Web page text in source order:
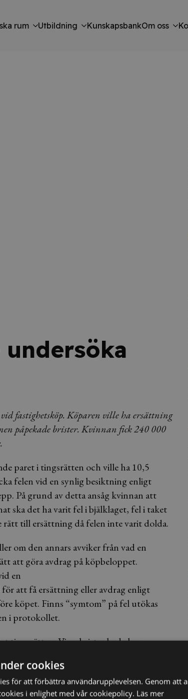
rum Utbildning KunskapsbankOm oss
fastighetsköp. Köparen ville ha ersättning
påpekade brister. Kvinnan fick 240 000
paret i tingsrätten och ville ha 10,5
felen vid en synlig besiktning enligt
På grund av detta ansåg kvinnan att
ska det ha varit fel i bjälklaget, fel i taket
till ersättning då felen inte varit dolda.
om den annars avviker från vad en
att göra avdrag på köpbeloppet.
en
att få ersättning eller avdrag enligt
köpet. Finns “symtom” på fel utökas
i protokollet.
tingsrätten. Vissa brister hade hon
hade till och med en besiktningsman
tingsrätten och kvinnan kunde
rättegångskostnader på 4,3 miljoner
cookies
för att förbättra användarupplevelsen. Genom att
i enlighet med vår cookiepolicy. Läs mer